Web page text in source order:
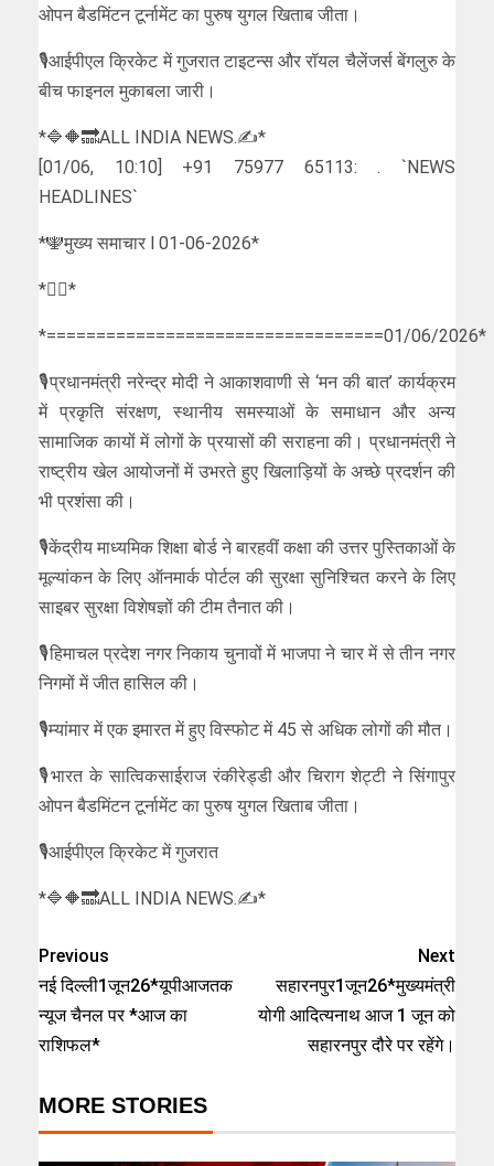
ओपन बैडमिंटन टूर्नामेंट का पुरुष युगल खिताब जीता।
🎙️आईपीएल क्रिकेट में गुजरात टाइटन्स और रॉयल चैलेंजर्स बेंगलुरु के
बीच फाइनल मुकाबला जारी।
*🔷🔶🔜ALL INDIA NEWS.✍️*
[01/06, 10:10] +91 75977 65113: . `NEWS
HEADLINES`
*🕎मुख्य समाचार l 01-06-2026*
*👇🏻*
*==================================01/06/2026*
🎙️प्रधानमंत्री नरेन्द्र मोदी ने आकाशवाणी से ‘मन की बात’ कार्यक्रम
में प्रकृति संरक्षण, स्थानीय समस्याओं के समाधान और अन्य
सामाजिक कायों में लोगों के प्रयासों की सराहना की। प्रधानमंत्री ने
राष्ट्रीय खेल आयोजनों में उभरते हुए खिलाड़ियों के अच्छे प्रदर्शन की
भी प्रशंसा की।
🎙️केंद्रीय माध्यमिक शिक्षा बोर्ड ने बारहवीं कक्षा की उत्तर पुस्तिकाओं के
मूल्यांकन के लिए ऑनमार्क पोर्टल की सुरक्षा सुनिश्चित करने के लिए
साइबर सुरक्षा विशेषज्ञों की टीम तैनात की।
🎙️हिमाचल प्रदेश नगर निकाय चुनावों में भाजपा ने चार में से तीन नगर
निगमों में जीत हासिल की।
🎙️म्यांमार में एक इमारत में हुए विस्फोट में 45 से अधिक लोगों की मौत।
🎙️भारत के सात्विकसाईराज रंकीरेड्डी और चिराग शेट्टी ने सिंगापुर
ओपन बैडमिंटन टूर्नामेंट का पुरुष युगल खिताब जीता।
🎙️आईपीएल क्रिकेट में गुजरात
*🔷🔶🔜ALL INDIA NEWS.✍*
Previous
नई दिल्ली1जून26*यूपीआजतक
न्यूज चैनल पर *आज का
राशिफल*
Next
सहारनपुर1जून26*मुख्यमंत्री
योगी आदित्यनाथ आज 1 जून को
सहारनपुर दौरे पर रहेंगे।
MORE STORIES